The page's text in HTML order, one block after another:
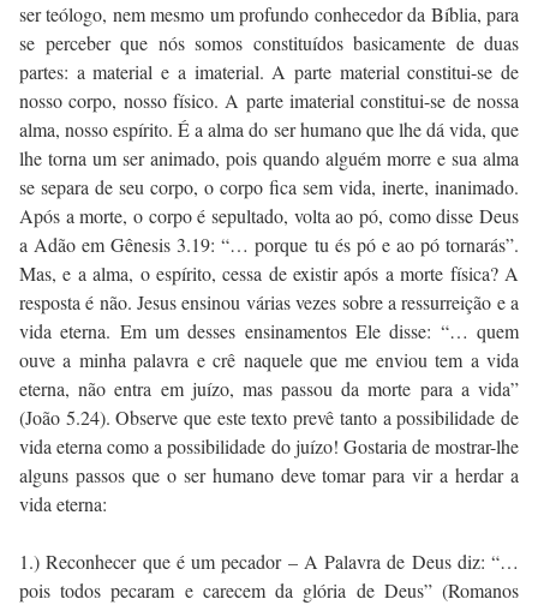
ser teólogo, nem mesmo um profundo conhecedor da Bíblia, para
se perceber que nós somos constituídos basicamente de duas
partes: a material e a imaterial. A parte material constitui-se de
nosso corpo, nosso físico. A parte imaterial constitui-se de nossa
alma, nosso espírito. É a alma do ser humano que lhe dá vida, que
lhe torna um ser animado, pois quando alguém morre e sua alma
se separa de seu corpo, o corpo fica sem vida, inerte, inanimado.
Após a morte, o corpo é sepultado, volta ao pó, como disse Deus
a Adão em Gênesis 3.19: “… porque tu és pó e ao pó tornarás”.
Mas, e a alma, o espírito, cessa de existir após a morte física? A
resposta é não. Jesus ensinou várias vezes sobre a ressurreição e a
vida eterna. Em um desses ensinamentos Ele disse: “… quem
ouve a minha palavra e crê naquele que me enviou tem a vida
eterna, não entra em juízo, mas passou da morte para a vida”
(João 5.24). Observe que este texto prevê tanto a possibilidade de
vida eterna como a possibilidade do juízo! Gostaria de mostrar-lhe
alguns passos que o ser humano deve tomar para vir a herdar a
vida eterna:
1.) Reconhecer que é um pecador – A Palavra de Deus diz: “…
pois todos pecaram e carecem da glória de Deus” (Romanos